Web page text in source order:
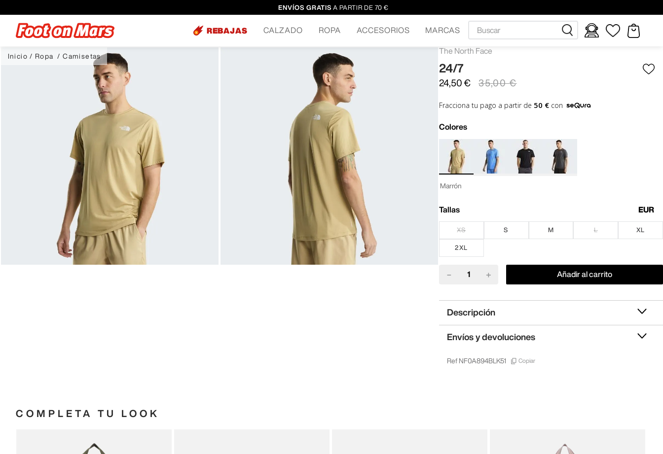
ENVÍOS GRATIS A PARTIR DE 70 €
REBAJAS CALZADO ROPA ACCESORIOS MARCAS
Ropa Camisetas
The North Face
24/7
24, 50 € 35,00 €
Fracciona tu pago a partir de 50 €con
Colores
Marrón
Tallas EUR
XS S M L XL
2XL
＋
－ Añadir al carrito
Descripción
Envíos y devoluciones
Ref NF0A894BLK51 Copiar
COMPLETA TU LOOK